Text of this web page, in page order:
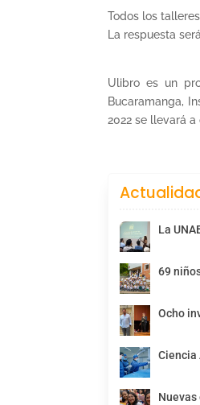
Todos los
La respuesta
Ulibro es un
Bucaramanga,
2022 se llevará
La
69
Ocho
Ciencia